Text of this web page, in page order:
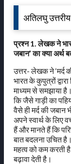
अतिलघु
प्रश्न 1. लेखक ने
जबान’ का क्या अर्थ
उत्तर- लेखक ने ‘मर्द
भारत के कुपुत्रों
माध्यम से समझाया
कि जैसे गाड़ी का
वैसे ही मर्द की जबान
अपने स्वार्थ के लिए
हैं और मानते हैं कि
बात बदलना उचित
महत्व को कम करती
बढ़ावा देती है।